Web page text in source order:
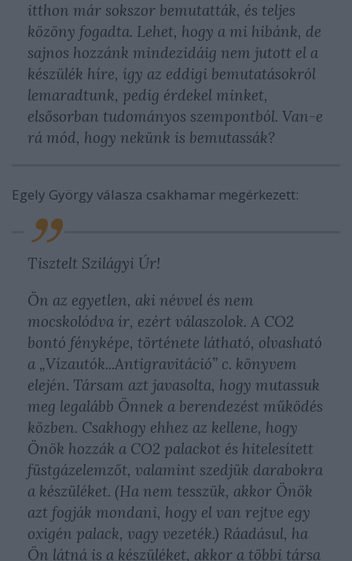
itthon már sokszor bemutatták, és teljes
közöny fogadta. Lehet, hogy a mi hibánk, de
sajnos hozzánk mindezidáig nem jutott el a
készülék híre, így az eddigi bemutatásokról
lemaradtunk, pedig érdekel minket,
elsősorban tudományos szempontból. Van-e
rá mód, hogy nekünk is bemutassák?
Egely György válasza csakhamar megérkezett:
Tisztelt Szilágyi Úr!
Ön az egyetlen, aki névvel és nem
mocskolódva ír, ezért válaszolok. A CO2
bontó fényképe, története látható, olvasható
a „Vízautók...Antigravitáció” c. könyvem
elején. Társam azt javasolta, hogy mutassuk
meg legalább Önnek a berendezést működés
közben. Csakhogy ehhez az kellene, hogy
Önök hozzák a CO2 palackot és hitelesített
füstgázelemzőt, valamint szedjük darabokra
a készüléket. (Ha nem tesszük, akkor Önök
azt fogják mondani, hogy el van rejtve egy
oxigén palack, vagy vezeték.) Ráadásul, ha
Ön látná is a készüléket, akkor a többi társa